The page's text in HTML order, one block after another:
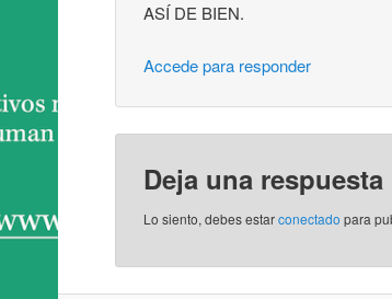
ASÍ DE BIEN.
Accede para responder
Deja una respuesta
Lo siento, debes estarconectado para